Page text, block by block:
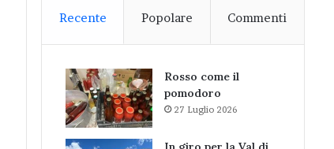
Recente Popolare Commenti
Rosso come il
pomodoro
27 Luglio 2026